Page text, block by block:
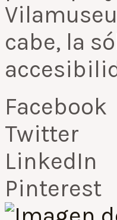
cabe, la
Facebook
Twitter
LinkedIn
Pinterest